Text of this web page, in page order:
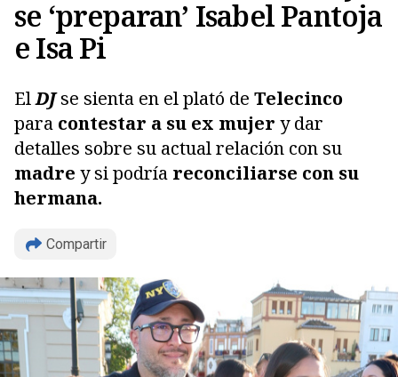
se ‘preparan’ Isabel Pantoja
e Isa Pi
ElDJse sienta en el plató de Telecinco
para contestar a su ex mujer y dar
detalles sobre su actual relación con su
madre y si podría reconciliarse con su
hermana.
Compartir
Copiar